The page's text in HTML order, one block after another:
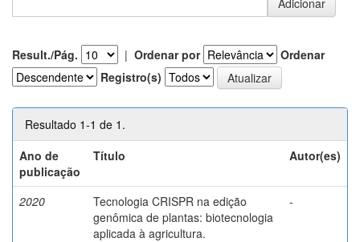
Result./Pág. | Ordenar por
Ordenar
Registro(s)
Resultado 1-1 de 1.
Ano de
publicação
Título Autor(es)
2020
Tecnologia CRISPR na edição
genômica de plantas: biotecnologia
aplicada à agricultura.
-